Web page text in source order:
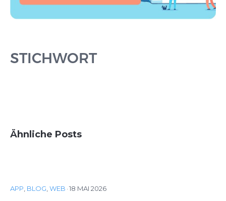
STICHWORT
Ähnliche Posts
APP, BLOG,WEB ·18 MAI 2026